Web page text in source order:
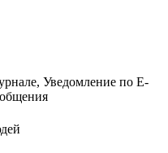
Уведомление по E-